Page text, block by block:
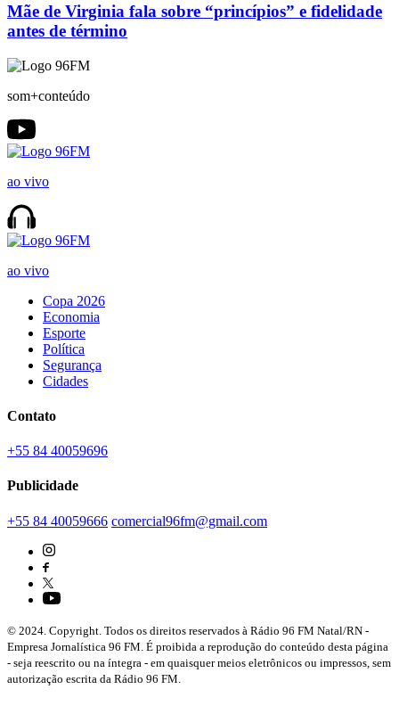
Mãe de Virginia fala sobre “princípios” e fidelidade
antes de término
som+conteúdo
ao vivo
ao vivo
Copa 2026
Economia
Esporte
Política
Segurança
Cidades
Contato
+55 84 40059696
Publicidade
+55 84 40059666 comercial96fm@gmail.com
© 2024. Copyright. Todos os direitos reservados à Rádio 96 FM Natal/RN -
Empresa Jornalística 96 FM. É proibida a reprodução do conteúdo desta página
- seja reescrito ou na íntegra - em quaisquer meios eletrônicos ou impressos, sem
autorização escrita da Rádio 96 FM.